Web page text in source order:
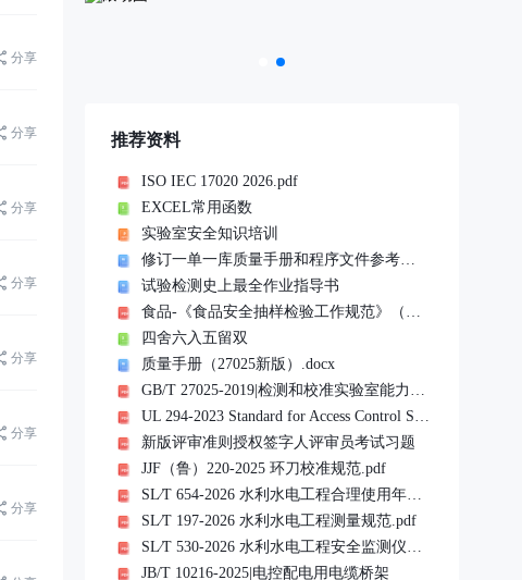
分享
分享
分享
分享
分享
分享
分享
推荐资料
ISO IEC 17020 2026.pdf
EXCEL常用函数
实验室安全知识培训
修订一单一库质量手册和程序文件参考文件
试验检测史上最全作业指导书
食品-《食品安全抽样检验工作规范》（市监食检发〔2023〕76 号）20240101实施
四舍六入五留双
质量手册（27025新版）.docx
GB/T 27025-2019|检测和校准实验室能力的通用要求
UL 294-2023 Standard for Access Control System Units.pdf
新版评审准则授权签字人评审员考试习题
JJF（鲁）220-2025 环刀校准规范.pdf
SL∕T 654-2026 水利水电工程合理使用年限及耐久性设计规范.pdf
SL∕T 197-2026 水利水电工程测量规范.pdf
SL∕T 530-2026 水利水电工程安全监测仪器检验与安装规范(扫描版).pdf
JB/T 10216-2025|电控配电用电缆桥架